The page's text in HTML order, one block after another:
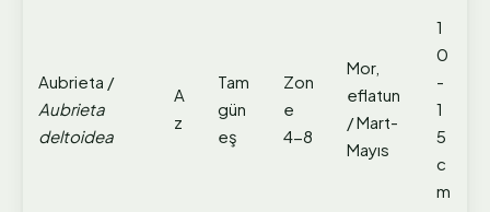
Aubrieta /
Aubrieta
deltoidea
A
z
Tam
gün
eş
Zon
e
4-8
Mor,
eflatun
/ Mart-
Mayıs
1
0
-
1
5
c
m